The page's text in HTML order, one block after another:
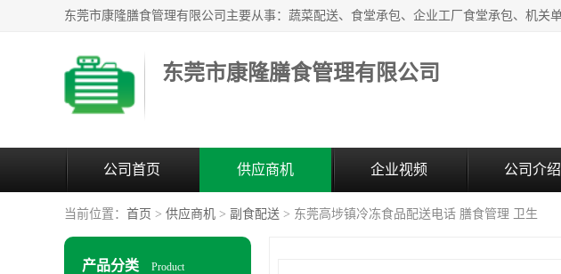
东莞市康隆膳食管理有限公司
公司首页 供应商机 企业视频 公司介绍
当前位置： 首页 > 供应商机 > 副食配送 > 东莞高埗镇冷冻食品配送电话 膳食管理 卫生
产品分类 Product